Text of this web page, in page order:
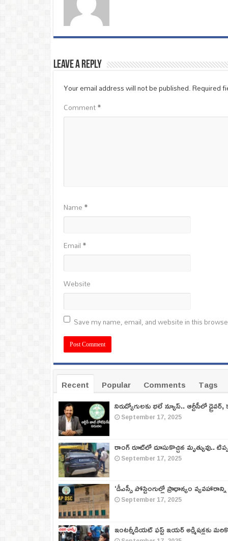
Leave a Reply
Your email address will not be published.Required
Comment*
Name*
Email*
Website
Save my name, email, and website in this
Recent Popular Comments
Tags
నిరుద్యోగులకు భలే న్యూస్.. ఆర్టీసీలో
September 17, 2025
రాంగ్ రూట్‌లో దూసుకొచ్చిన మృత్యువు..
September 17, 2025
‘డీఎస్సీ పోస్టింగుల్లో ప్రాధాన్యం
September 17, 2025
ఇంటర్మీడియట్ ఫస్ట్‌ ఇయర్‌ అడ్మిషన్లకు